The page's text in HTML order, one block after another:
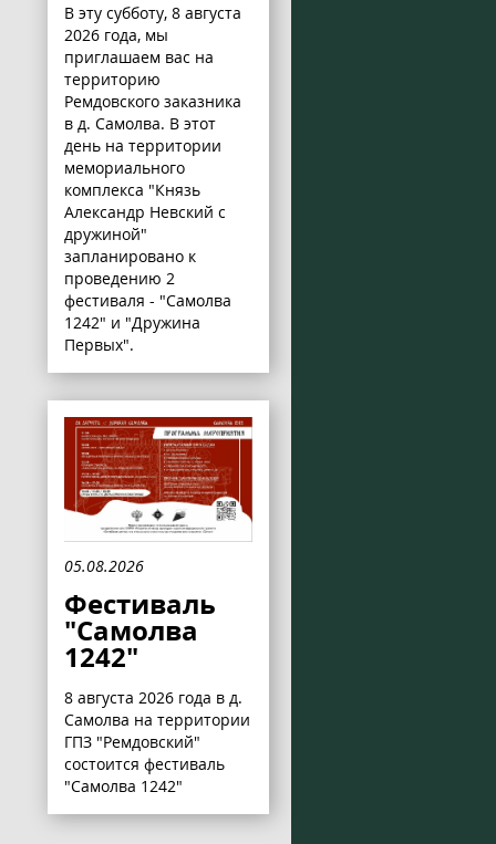
В эту субботу, 8 августа
2026 года, мы
приглашаем вас на
территорию
Ремдовского заказника
в д. Самолва. В этот
день на территории
мемориального
комплекса "Князь
Александр Невский с
дружиной"
запланировано к
проведению 2
фестиваля - "Самолва
1242" и "Дружина
Первых".
05.08.2026
Фестиваль
"Самолва
1242"
8 августа 2026 года в д.
Самолва на территории
ГПЗ "Ремдовский"
состоится фестиваль
"Самолва 1242"